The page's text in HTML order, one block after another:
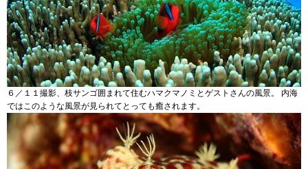
６／１１撮影、枝サンゴ囲まれて住むハマクマノミとゲストさんの風景。 内海
ではこのような風景が見られてとっても癒されます。